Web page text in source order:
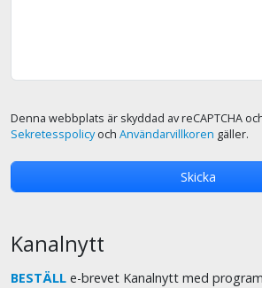
Denna webbplats är skyddad av reCAPTCHA
Sekretesspolicyoch Användarvillkoren gäller.
Kanalnytt
BESTÄLL e-brevet Kanalnytt med